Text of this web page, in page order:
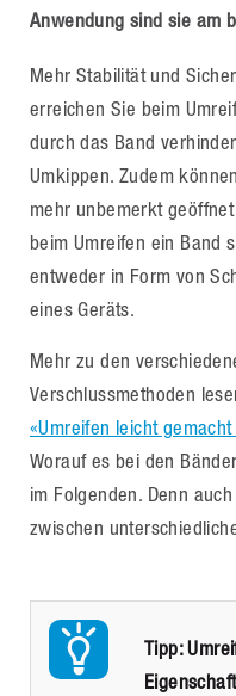
Anwendung sind sie am
Mehr Stabilität und
erreichen Sie beim
durch das Band
Umkippen. Zudem
mehr unbemerkt
beim Umreifen ein Band
entweder in Form von
eines Geräts.
Mehr zu den
Verschlussmethoden
«Umreifen leicht
Worauf es bei den
im Folgenden. Denn
zwischen
Tipp: